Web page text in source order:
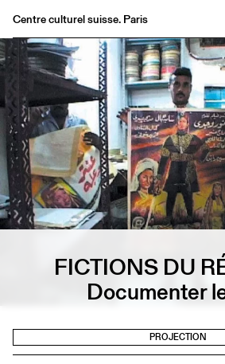
Centre culturel suisse. Paris
Agenda
Librairie
Buvette
Archives
Médiathèque
Éditions
Informations
FR/EN
FICTIONS DU
Documenter
PROJECTION